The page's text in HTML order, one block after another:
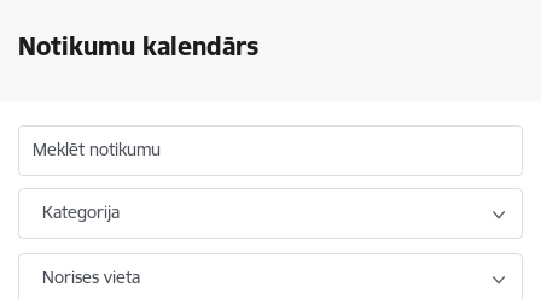
Notikumu kalendārs
Meklēt notikumu
Kategorija
Norises vieta